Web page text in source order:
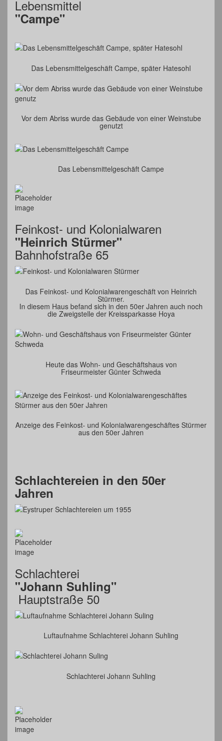
Lebensmittel
"Campe"
Das Lebensmittelgeschäft Campe, später Hatesohl
Vor dem Abriss wurde das Gebäude von einer Weinstube
genutzt
Das Lebensmittelgeschäft Campe
Feinkost- und Kolonialwaren
"Heinrich Stürmer"
Bahnhofstraße 65
Das Feinkost- und Kolonialwarengeschäft von Heinrich
Stürmer.
In diesem Haus befand sich in den 50er Jahren auch noch
die Zweigstelle der Kreissparkasse Hoya
Heute das Wohn- und Geschäftshaus von
Friseurmeister Günter Schweda
Anzeige des Feinkost- und Kolonialwarengeschäftes Stürmer
aus den 50er Jahren
Schlachtereien in den 50er
Jahren
Schlachterei
"Johann Suhling"
Hauptstraße 50
Luftaufnahme Schlachterei Johann Suhling
Schlachterei Johann Suhling